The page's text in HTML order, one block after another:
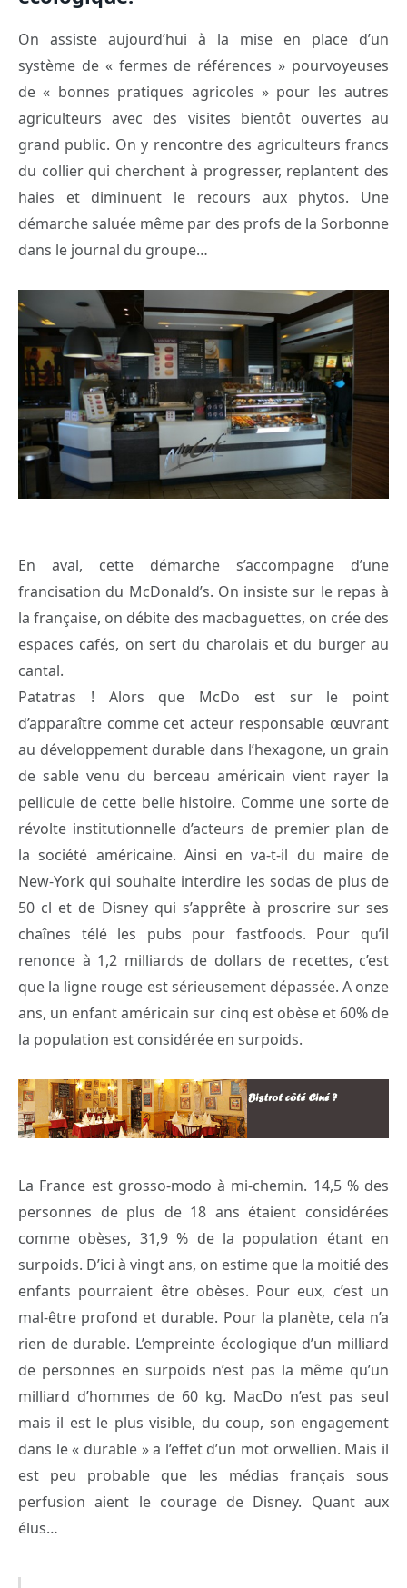
On assiste aujourd’hui à la mise en place d’un
système de « fermes de références » pourvoyeuses
de « bonnes pratiques agricoles » pour les autres
agriculteurs avec des visites bientôt ouvertes au
grand public. On y rencontre des agriculteurs francs
du collier qui cherchent à progresser, replantent des
haies et diminuent le recours aux phytos. Une
démarche saluée même par des profs de la Sorbonne
dans le journal du groupe…
En aval, cette démarche s’accompagne d’une
francisation du McDonald’s. On insiste sur le repas à
la française, on débite des macbaguettes, on crée des
espaces cafés, on sert du charolais et du burger au
cantal.
Patatras ! Alors que McDo est sur le point
d’apparaître comme cet acteur responsable œuvrant
au développement durable dans l’hexagone, un grain
de sable venu du berceau américain vient rayer la
pellicule de cette belle histoire. Comme une sorte de
révolte institutionnelle d’acteurs de premier plan de
la société américaine. Ainsi en va-t-il du maire de
New-York qui souhaite interdire les sodas de plus de
50 cl et de Disney qui s’apprête à proscrire sur ses
chaînes télé les pubs pour fastfoods. Pour qu’il
renonce à 1,2 milliards de dollars de recettes, c’est
que la ligne rouge est sérieusement dépassée. A onze
ans, un enfant américain sur cinq est obèse et 60% de
la population est considérée en surpoids.
La France est grosso-modo à mi-chemin. 14,5 % des
personnes de plus de 18 ans étaient considérées
comme obèses, 31,9 % de la population étant en
surpoids. D’ici à vingt ans, on estime que la moitié des
enfants pourraient être obèses. Pour eux, c’est un
mal-être profond et durable. Pour la planète, cela n’a
rien de durable. L’empreinte écologique d’un milliard
de personnes en surpoids n’est pas la même qu’un
milliard d’hommes de 60 kg. MacDo n’est pas seul
mais il est le plus visible, du coup, son engagement
dans le « durable » a l’effet d’un mot orwellien. Mais il
est peu probable que les médias français sous
perfusion aient le courage de Disney. Quant aux
élus…